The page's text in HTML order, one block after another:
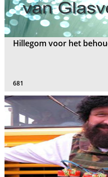
Hillegom voor het
681